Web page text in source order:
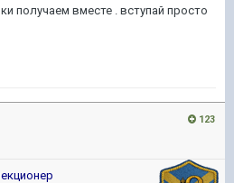
получаем вместе . вступай просто
123